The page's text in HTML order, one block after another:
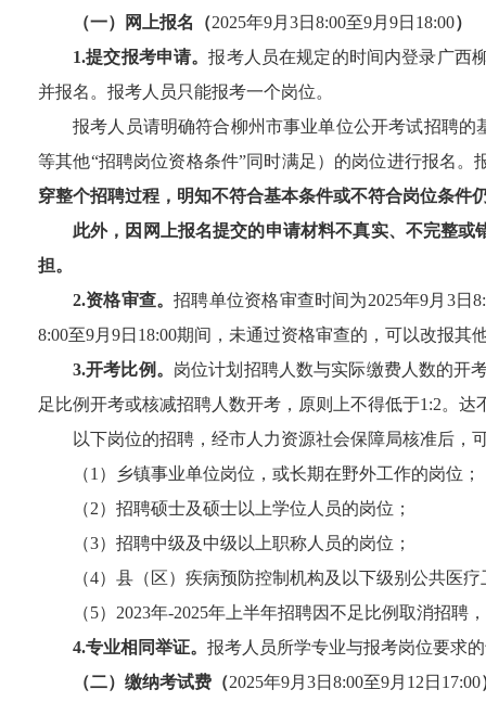
（一）网上报名（2025年9月 3日 8:00至9月 9日 18:00）
1.提交报考申请。报考人员在规定的时间内登录广西
并报名。报考人员只能报考一个岗位。
报考人员请明确符合柳州市事业单位公开考试招聘
等其他“招聘岗位资格条件”同时满足） 的岗位进行报名 。
穿整个招聘过程，明知不符合基本条件或不符合岗位条件
此外，因网上报名提交的申请材料不真实、不完整
担。
2.资格审查。招聘单位资格审查时间为2025年9月 3日 8:
8:00至9月 9日 18:00期间，未通过资格审查的，可以改报其
3.开考比例。 岗位计划招聘人数与实际缴费人数的开
足比例开考或核减招聘人数开考 ，原则上不得低于1:2。达
以下岗位的招聘， 经市人力资源社会保障局核准后，
（1 ）乡镇事业单位岗位，或长期在野外工作的岗位；
（2）招聘硕士及硕士以上学位人员的岗位；
（3）招聘中级及中级以上职称人员的岗位；
（4）县 （ 区） 疾病预防控制机构及以下级别公共医疗
（5） 2023年-2025年 上半年招聘因不足比例取消招聘
4.专业相同举证。 报考人员所学专业与报考岗位要求
（二）缴纳考试费（2025年9月 3日 8:00至9月 12 日 17:00